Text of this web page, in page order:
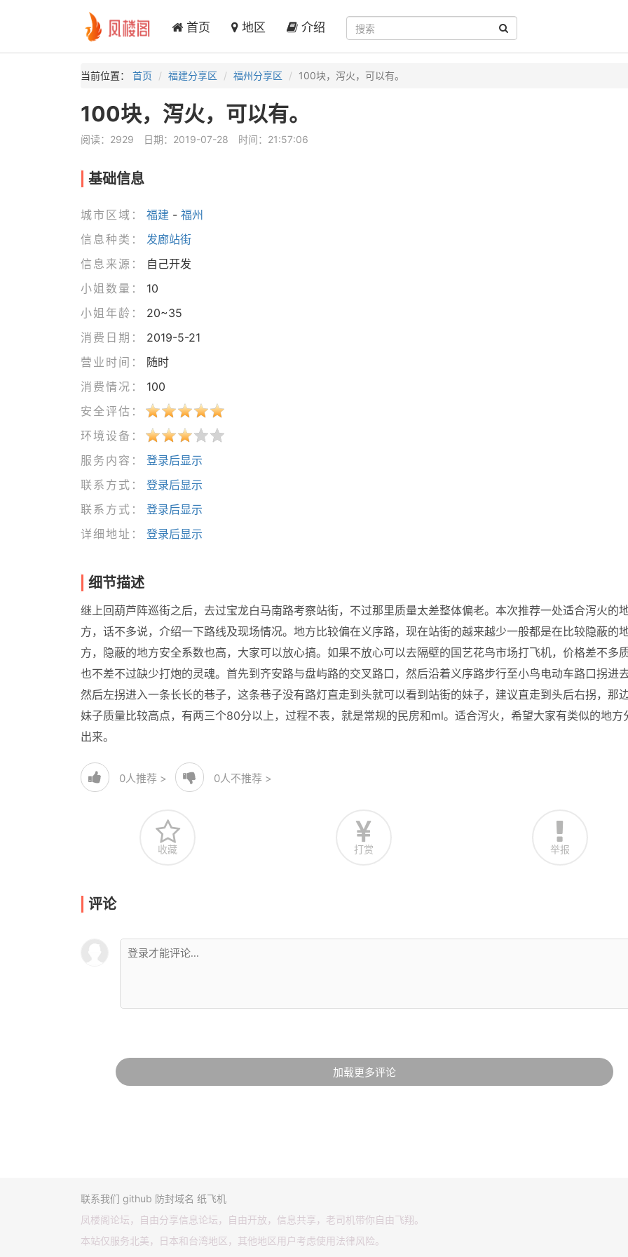
首页 地区 介绍
当前位置： 首页 福建分享区 福州分享区 100块，泻火，可以有。
100块，泻火，可以有。
阅读：2929 日期：2019-07-28 时间：21:57:06
基础信息
城市区域： 福建- 福州
信息种类：
发廊站街
信息来源：
自己开发
小姐数量：
10
小姐年龄：
20~35
消费日期：
2019-5-21
营业时间：
随时
消费情况：
100
安全评估：
环境设备：
服务内容：
登录后显示
联系方式：
登录后显示
联系方式：
登录后显示
详细地址：
登录后显示
细节描述
继上回葫芦阵巡街之后，去过宝龙白马南路考察站街，不过那里质量太差整体偏老。本次推荐一处适合泻火的
方，话不多说，介绍一下路线及现场情况。地方比较偏在义序路，现在站街的越来越少一般都是在比较隐蔽的
方，隐蔽的地方安全系数也高，大家可以放心搞。如果不放心可以去隔壁的国艺花鸟市场打飞机，价格差不多
也不差不过缺少打炮的灵魂。首先到齐安路与盘屿路的交叉路口，然后沿着义序路步行至小鸟电动车路口拐进去
然后左拐进入一条长长的巷子，这条巷子没有路灯直走到头就可以看到站街的妹子，建议直走到头后右拐，那
妹子质量比较高点，有两三个80分以上，过程不表，就是常规的民房和ml。适合泻火，希望大家有类似的地方
出来。
0人推荐 > 0人不推荐 >
收藏 打赏 举报
评论
加载更多评论
联系我们 github 防封域名 纸飞机
凤楼阁论坛，自由分享信息论坛，自由开放，信息共享，老司机带你自由飞翔。
本站仅服务北美，日本和台湾地区，其他地区用户考虑使用法律风险。